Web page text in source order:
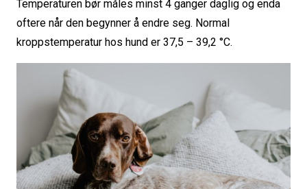
Temperaturen bør måles minst 4 ganger daglig og enda
oftere når den begynner å endre seg. Normal
kroppstemperatur hos hund er 37,5 – 39,2 °C.